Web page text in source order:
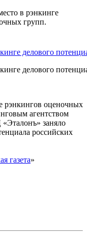
в рэнкинге
групп.
рэнкингов оценочных
агентством
заняло
российских
газета»